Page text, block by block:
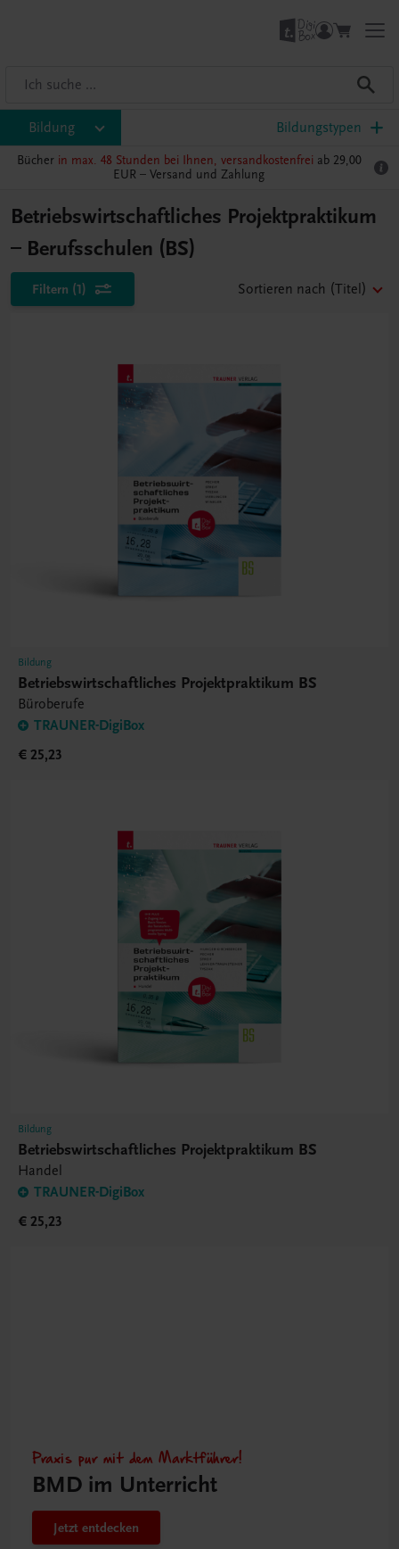
Bildung Bildungstypen
Bücher in max. 48 Stunden bei Ihnen, versandkostenfrei ab 29,00
EUR – Versand und Zahlung
Betriebswirtschaftliches Projektpraktikum
– Berufsschulen (BS)
Filtern (1) Sortieren nach (Titel)
Bildung
Betriebswirtschaftliches Projektpraktikum BS
Büroberufe
TRAUNER-DigiBox
€ 25,23
Bildung
Betriebswirtschaftliches Projektpraktikum BS
Handel
TRAUNER-DigiBox
€ 25,23
Praxis pur mit dem Marktführer!
BMD im Unterricht
Jetzt entdecken